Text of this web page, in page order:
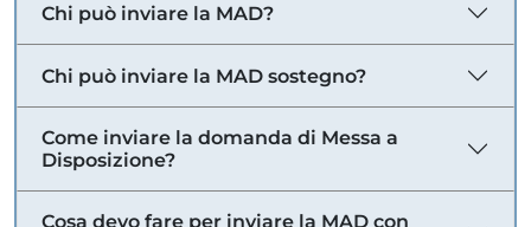
Chi può inviare la MAD?
Chi può inviare la MAD sostegno?
Come inviare la domanda di Messa a
Disposizione?
Cosa devo fare per inviare la MAD con